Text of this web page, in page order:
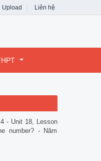
Upload Liên hệ
- Unit 18, Lesson
number? - Năm